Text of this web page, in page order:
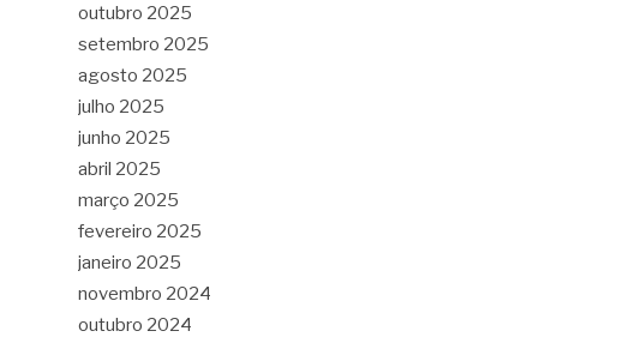
outubro 2025
setembro 2025
agosto 2025
julho 2025
junho 2025
abril 2025
março 2025
fevereiro 2025
janeiro 2025
novembro 2024
outubro 2024